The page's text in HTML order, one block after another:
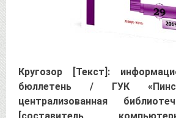
Кругозор [Текст]:
бюллетень / ГУК
централизованная
[составитель,